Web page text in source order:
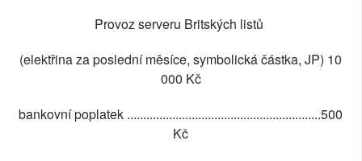
Provoz serveru Britských listů
(elektřina za poslední měsíce, symbolická částka, JP) 10
000 Kč
bankovní poplatek ............................................................500
Kč